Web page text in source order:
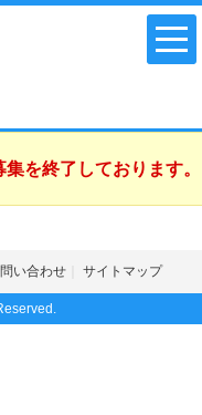
を終了しております。
い合わせ サイトマップ